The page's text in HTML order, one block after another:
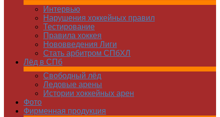
Интервью
Нарушения хоккейных правил
Тестирование
Правила хоккея
Нововведения Лиги
Стать арбитром СПбХЛ
Лёд в СПб
Свободный лёд
Ледовые арены
Истории хоккейных арен
Фото
Фирменная продукция